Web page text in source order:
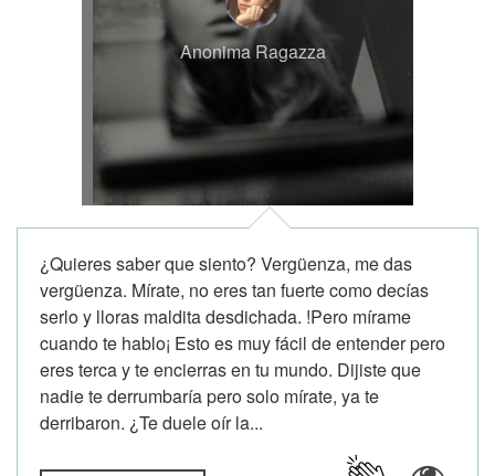
Anonima Ragazza
¿Quieres saber que siento? Vergüenza, me das
vergüenza. Mírate, no eres tan fuerte como decías
serlo y lloras maldita desdichada. !Pero mírame
cuando te hablo¡ Esto es muy fácil de entender pero
eres terca y te encierras en tu mundo. Dijiste que
nadie te derrumbaría pero solo mírate, ya te
derribaron. ¿Te duele oír la...